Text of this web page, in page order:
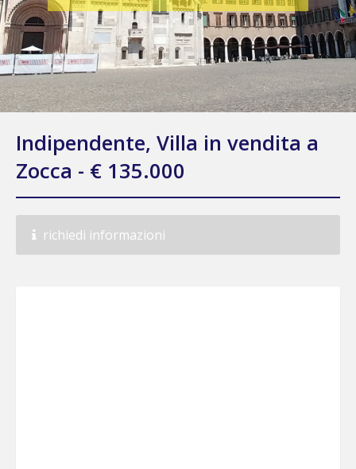
Indipendente, Villa in vendita a
Zocca - € 135.000
richiedi informazioni